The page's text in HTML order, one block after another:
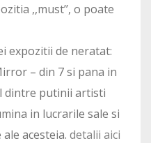
,,must’’, o poate
expozitii de neratat:
– din 7 si pana in
dintre putinii artisti
in lucrarile sale si
acesteia. detalii aici